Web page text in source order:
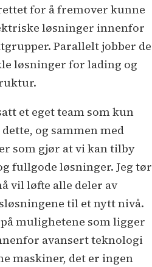
for å fremover kunne
løsninger innenfor
Parallelt jobber de
løsninger for lading og
et eget team som kun
og sammen med
som gjør at vi kan tilby
fullgode løsninger. Jeg tør
vil løfte alle deler av
til et nytt nivå.
mulighetene som ligger
avansert teknologi
maskiner, det er ingen